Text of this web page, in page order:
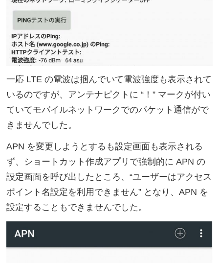
一応 LTE の電波は掴んでいて電波強度も表示されて
いるのですが、アンテナピクトに “！” マークが付い
ていてモバイルネットワークでのパケット通信がで
きませんでした。
APN を変更しようとするも設定画面も表示される
ず、ショートカット作成アプリで強制的に APN の
設定画面を呼び出したところ、“ユーザーはアクセス
ポイント名設定を利用できません” となり、APN を
設定することもできませんでした。